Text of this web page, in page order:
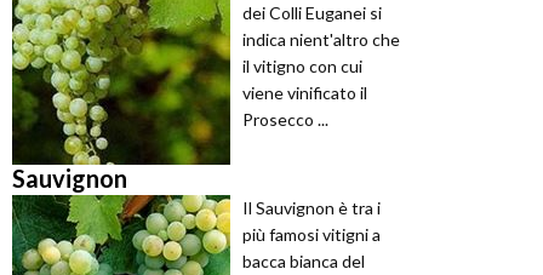
dei Colli Euganei si
indica nient'altro che
il vitigno con cui
viene vinificato il
Prosecco ...
Sauvignon
Il Sauvignon è tra i
più famosi vitigni a
bacca bianca del